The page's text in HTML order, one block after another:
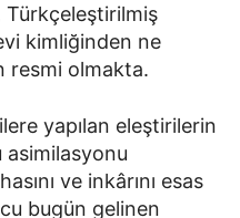
Türkçeleştirilmiş
kimliğinden ne
resmi olmakta.
yapılan eleştirilerin
ve inkârını esas
bugün gelinen